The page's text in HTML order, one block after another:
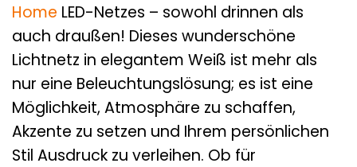
Home LED-Netzes – sowohl drinnen als
auch draußen! Dieses wunderschöne
Lichtnetz in elegantem Weiß ist mehr als
nur eine Beleuchtungslösung; es ist eine
Möglichkeit, Atmosphäre zu schaffen,
Akzente zu setzen und Ihrem persönlichen
Stil Ausdruck zu verleihen. Ob für